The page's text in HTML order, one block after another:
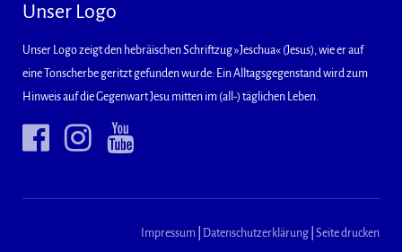
Unser Logo
Unser Logo zeigt den hebräischen Schriftzug »Jeschua« (Jesus), wie er auf
eine Tonscherbe geritzt gefunden wurde: Ein Alltagsgegenstand wird zum
Hinweis auf die Gegenwart Jesu mitten im (all-) täglichen Leben.
Impressum Datenschutzerklärung Seite drucken